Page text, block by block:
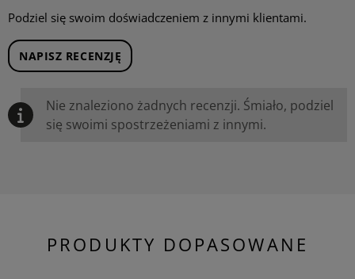
Podziel się swoim doświadczeniem z innymi klientami.
NAPISZ RECENZJĘ
Nie znaleziono żadnych recenzji. Śmiało, podziel
się swoimi spostrzeżeniami z innymi.
PRODUKTY DOPASOWANE